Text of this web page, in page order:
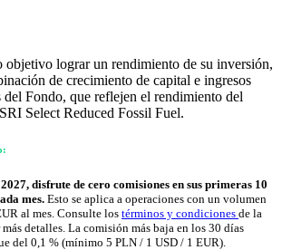
objetivo lograr un rendimiento de su inversión,
de crecimiento de capital e ingresos
del Fondo, que reflejen el rendimiento del
Select Reduced Fossil Fuel.
disfrute de cero comisiones en sus primeras 10
mes. Esto se aplica a operaciones con un volumen
al mes. Consulte los términos y condiciones de la
detalles. La comisión más baja en los 30 días
del 0,1 % (mínimo 5 PLN / 1 USD / 1 EUR).